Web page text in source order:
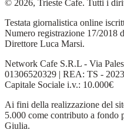
© 2026, Trieste Cafe. Tutti i
Testata giornalistica online
Numero registrazione 17/2018
Direttore Luca Marsi.
Network Cafe S.R.L - Via
01306520329 | REA: TS -
Capitale Sociale i.v.: 10.000€
Ai fini della realizzazione del
5.000 come contributo a fondo
Giulia.